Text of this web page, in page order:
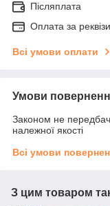
Післяплата
Оплата за
Всі умови оплати
Умови
Законом не
належної якості
Всі умови
З цим товаром